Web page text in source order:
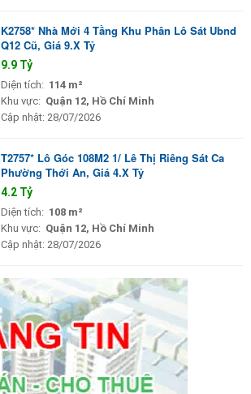
K2758* Nhà Mới 4 Tầng Khu Phân Lô Sát Ubnd
Q12 Cũ, Giá 9.X Tỷ
9.9 Tỷ
Diện tích: 114 m²
Khu vực: Quận 12, Hồ Chí Minh
Cập nhật: 28/07/2026
T2757* Lô Góc 108M2 1/ Lê Thị Riêng Sát Ca
Phường Thới An, Giá 4.X Tỷ
4.2 Tỷ
Diện tích: 108 m²
Khu vực: Quận 12, Hồ Chí Minh
Cập nhật: 28/07/2026